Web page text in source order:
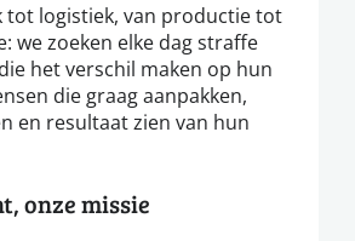
tot logistiek, van productie tot
we zoeken elke dag straffe
het verschil maken op hun
die graag aanpakken,
en resultaat zien van hun
onze missie